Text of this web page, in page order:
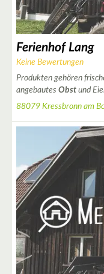
Ferienhof Lang
Keine Bewertungen
Produkten gehören
angebautes Obst und
88079 Kressbronn am